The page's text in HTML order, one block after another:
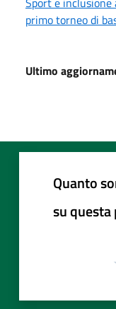
primo torneo di
Ultimo
Quanto
su questa